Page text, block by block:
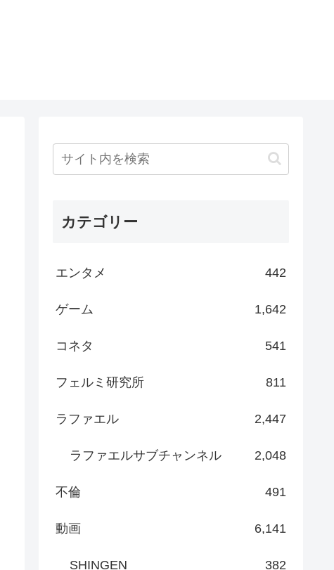
カテゴリー
エンタメ 442
ゲーム 1,642
コネタ 541
フェルミ研究所 811
ラファエル 2,447
ラファエルサブチャンネル 2,048
不倫 491
動画 6,141
SHINGEN 382